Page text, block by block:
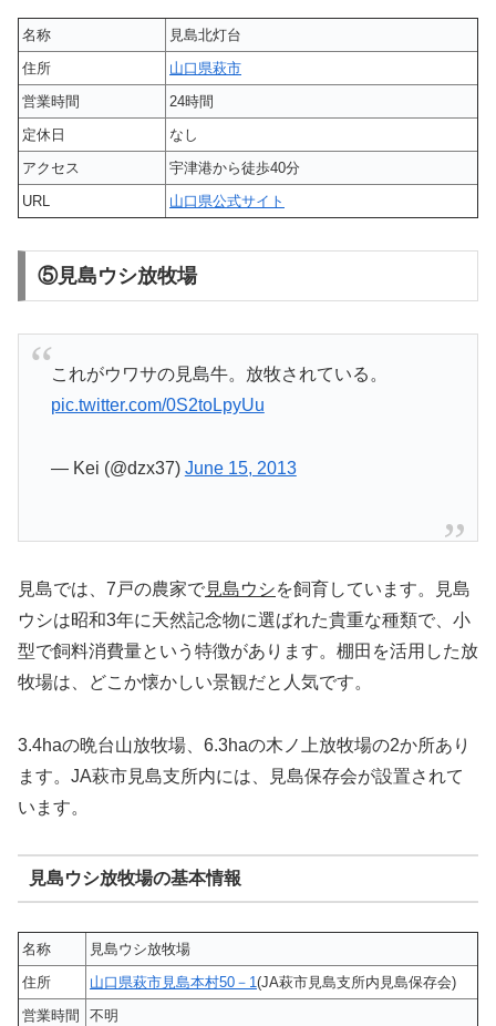
名称
見島北灯台
住所
山口県萩市
営業時間
24時間
定休日
なし
アクセス
宇津港から徒歩40分
URL
山口県公式サイト
⑤見島ウシ放牧場
これがウワサの見島牛。放牧されている。
pic.twitter.com/0S2toLpyUu
— Kei (@dzx37) June 15, 2013
見島では、7戸の農家で見島ウシを飼育しています。見島
ウシは昭和3年に天然記念物に選ばれた貴重な種類で、小
型で飼料消費量という特徴があります。棚田を活用した放
牧場は、どこか懐かしい景観だと人気です。
3.4haの晩台山放牧場、6.3haの木ノ上放牧場の2か所あり
ます。JA萩市見島支所内には、見島保存会が設置されて
います。
見島ウシ放牧場の基本情報
名称
見島ウシ放牧場
住所
山口県萩市見島本村50－1(JA萩市見島支所内見島保存会)
営業時間
不明